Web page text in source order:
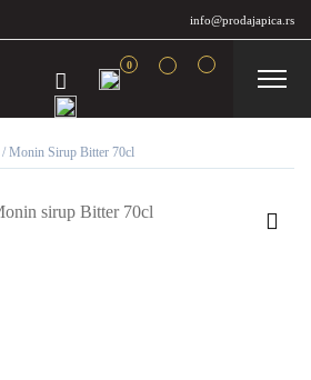
info@prodajapica.rs
0
/ Monin Sirup Bitter 70cl